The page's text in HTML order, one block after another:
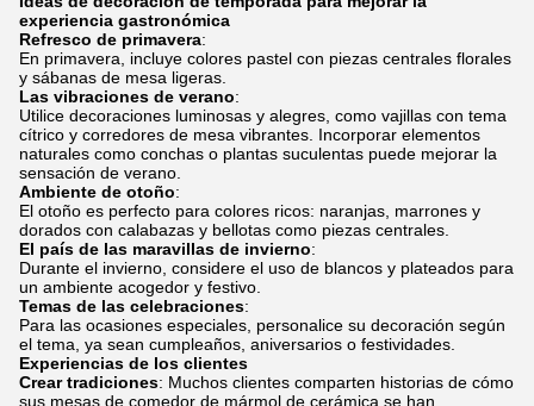
experiencia gastronómica
Refresco de primavera:
En primavera, incluye colores pastel con piezas centrales florales
y sábanas de mesa ligeras.
Las vibraciones de verano:
Utilice decoraciones luminosas y alegres, como vajillas con tema
cítrico y corredores de mesa vibrantes. Incorporar elementos
naturales como conchas o plantas suculentas puede mejorar la
sensación de verano.
Ambiente de otoño:
El otoño es perfecto para colores ricos: naranjas, marrones y
dorados con calabazas y bellotas como piezas centrales.
El país de las maravillas de invierno:
Durante el invierno, considere el uso de blancos y plateados para
un ambiente acogedor y festivo.
Temas de las celebraciones:
Para las ocasiones especiales, personalice su decoración según
el tema, ya sean cumpleaños, aniversarios o festividades.
Experiencias de los clientes
Crear tradiciones: Muchos clientes comparten historias de cómo
sus mesas de comedor de mármol de cerámica se han